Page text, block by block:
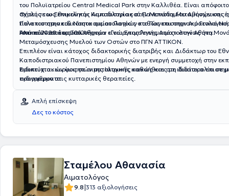
του Πολυϊατρείου Central Medical Park στην Καλλιθέα. Είναι
σχολής του Εθνικού και Καποδιστριακού Πανεπιστημίου Αθηνών και
τίτλο του στην ειδικότητα αιματολογίας στο Πανεπιστημιακό Γενικό
«Αττικόν» από το 2012.
Θήτευσε ως επιμελητής Αιματολογίας στην Μονάδα Μεταμόσχευσης
Πανεπιστημιακού Νοσοκομείου Πατρών καθώς και στην Αιματολογική
Γενικού Νοσοκομείου Αθηνών «Γεώργιος Γεννηματάς» στην Αθήνα.
Από το 2020 έως και σήμερα είναι Επιμελητής Αιματολογίας στη
Μεταμόσχευσης Μυελού των Οστών στο ΠΓΝ ΑΤΤΙΚΟΝ.
Επιπλέον είναι κάτοχος διδακτορικής διατριβής και Διδάκτωρ του
Καποδιστριακού Πανεπιστημίου Αθηνών με ενεργή συμμετοχή στην
προπτυχιακών φοιτητών της Ιατρικής καθώς και στη διδασκαλία σε
προγράμματα.
Ειδικεύεται κυρίως σε αιματολογικές κακοήθειες με ιδιαίτερο
ενδιαφέρον στις κυτταρικές θεραπείες.
Απλή επίσκεψη
Δες το κόστος
Σταμέλου Αθανασία
Αιματολόγος
9.8|313 αξιολογήσεις